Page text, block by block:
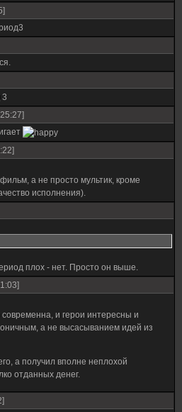
3
а не просто мультик, кроме
исполнения).
плох - нет. Просто он выше.
и герои интересны и
а не высасыванием идей из
а получил вполне неплохой
отданных денег.